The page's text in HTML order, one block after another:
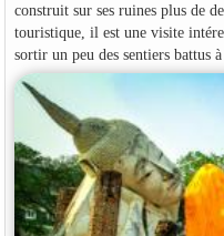
construit sur ses ruines plus de
touristique, il est une visite
sortir un peu des sentiers battus